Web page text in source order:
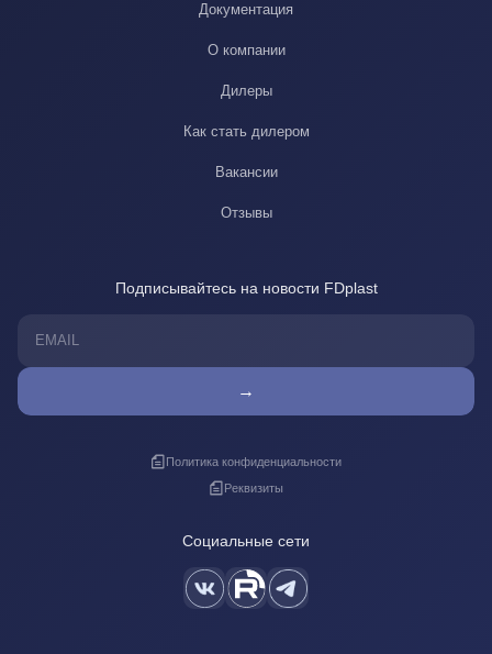
Документация
О компании
Дилеры
Как стать дилером
Вакансии
Отзывы
Подписывайтесь на новости FDplast
→
Политика конфиденциальности
Реквизиты
Социальные сети